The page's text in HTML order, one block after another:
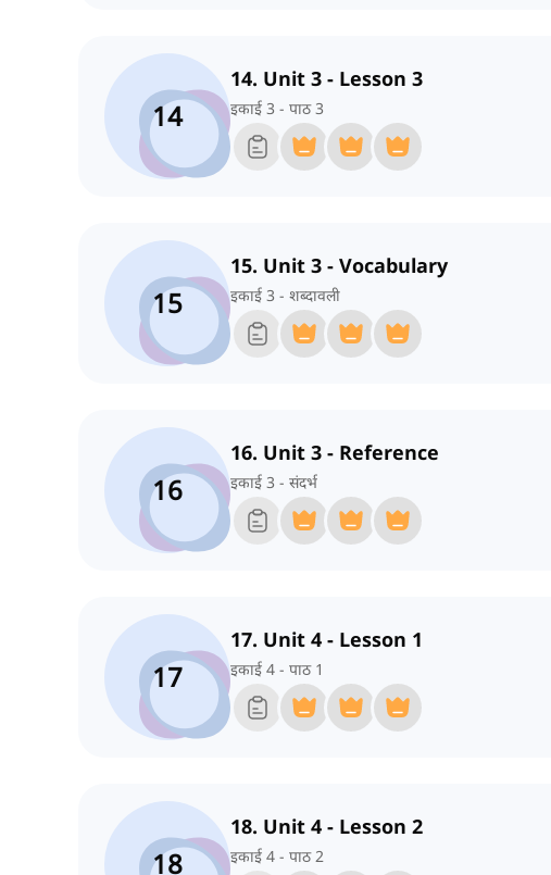
14
14. Unit 3 - Lesson 3
इकाई 3 - पाठ 3
15
15. Unit 3 - Vocabulary
इकाई 3 - शब्दावली
16
16. Unit 3 - Reference
इकाई 3 - संदर्भ
17
17. Unit 4 - Lesson 1
इकाई 4 - पाठ 1
18
18. Unit 4 - Lesson 2
इकाई 4 - पाठ 2